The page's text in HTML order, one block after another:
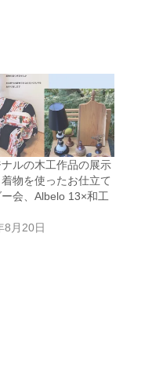
ルの木工作品の展示
物を使ったお仕立て
会、Albelo 13×和工
8月20日